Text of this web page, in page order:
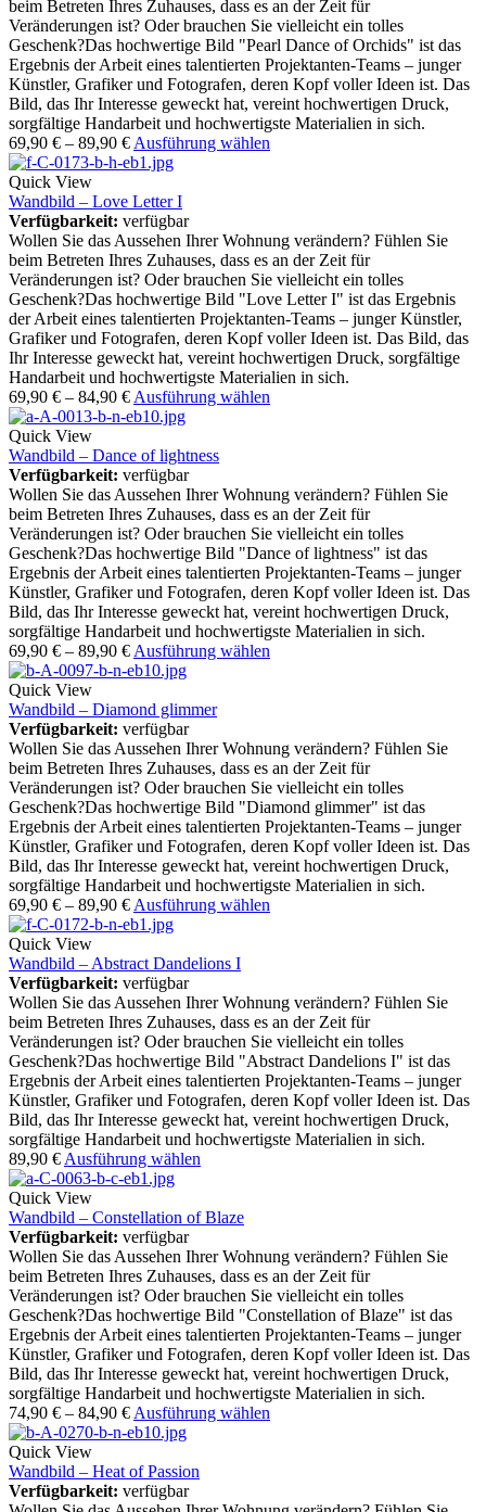
beim Betreten Ihres Zuhauses, dass es an der Zeit für
Veränderungen ist? Oder brauchen Sie vielleicht ein tolles
Geschenk?Das hochwertige Bild "Pearl Dance of Orchids" ist das
Ergebnis der Arbeit eines talentierten Projektanten-Teams – junger
Künstler, Grafiker und Fotografen, deren Kopf voller Ideen ist. Das
Bild, das Ihr Interesse geweckt hat, vereint hochwertigen Druck,
sorgfältige Handarbeit und hochwertigste Materialien in sich.
69,90 € – 89,90 € Ausführung wählen
Quick View
Wandbild – Love Letter I
Verfügbarkeit: verfügbar
Wollen Sie das Aussehen Ihrer Wohnung verändern? Fühlen Sie
beim Betreten Ihres Zuhauses, dass es an der Zeit für
Veränderungen ist? Oder brauchen Sie vielleicht ein tolles
Geschenk?Das hochwertige Bild "Love Letter I" ist das Ergebnis
der Arbeit eines talentierten Projektanten-Teams – junger Künstler,
Grafiker und Fotografen, deren Kopf voller Ideen ist. Das Bild, das
Ihr Interesse geweckt hat, vereint hochwertigen Druck, sorgfältige
Handarbeit und hochwertigste Materialien in sich.
69,90 € – 84,90 € Ausführung wählen
Quick View
Wandbild – Dance of lightness
Verfügbarkeit: verfügbar
Wollen Sie das Aussehen Ihrer Wohnung verändern? Fühlen Sie
beim Betreten Ihres Zuhauses, dass es an der Zeit für
Veränderungen ist? Oder brauchen Sie vielleicht ein tolles
Geschenk?Das hochwertige Bild "Dance of lightness" ist das
Ergebnis der Arbeit eines talentierten Projektanten-Teams – junger
Künstler, Grafiker und Fotografen, deren Kopf voller Ideen ist. Das
Bild, das Ihr Interesse geweckt hat, vereint hochwertigen Druck,
sorgfältige Handarbeit und hochwertigste Materialien in sich.
69,90 € – 89,90 € Ausführung wählen
Quick View
Wandbild – Diamond glimmer
Verfügbarkeit: verfügbar
Wollen Sie das Aussehen Ihrer Wohnung verändern? Fühlen Sie
beim Betreten Ihres Zuhauses, dass es an der Zeit für
Veränderungen ist? Oder brauchen Sie vielleicht ein tolles
Geschenk?Das hochwertige Bild "Diamond glimmer" ist das
Ergebnis der Arbeit eines talentierten Projektanten-Teams – junger
Künstler, Grafiker und Fotografen, deren Kopf voller Ideen ist. Das
Bild, das Ihr Interesse geweckt hat, vereint hochwertigen Druck,
sorgfältige Handarbeit und hochwertigste Materialien in sich.
69,90 € – 89,90 € Ausführung wählen
Quick View
Wandbild – Abstract Dandelions I
Verfügbarkeit: verfügbar
Wollen Sie das Aussehen Ihrer Wohnung verändern? Fühlen Sie
beim Betreten Ihres Zuhauses, dass es an der Zeit für
Veränderungen ist? Oder brauchen Sie vielleicht ein tolles
Geschenk?Das hochwertige Bild "Abstract Dandelions I" ist das
Ergebnis der Arbeit eines talentierten Projektanten-Teams – junger
Künstler, Grafiker und Fotografen, deren Kopf voller Ideen ist. Das
Bild, das Ihr Interesse geweckt hat, vereint hochwertigen Druck,
sorgfältige Handarbeit und hochwertigste Materialien in sich.
89,90 € Ausführung wählen
Quick View
Wandbild – Constellation of Blaze
Verfügbarkeit: verfügbar
Wollen Sie das Aussehen Ihrer Wohnung verändern? Fühlen Sie
beim Betreten Ihres Zuhauses, dass es an der Zeit für
Veränderungen ist? Oder brauchen Sie vielleicht ein tolles
Geschenk?Das hochwertige Bild "Constellation of Blaze" ist das
Ergebnis der Arbeit eines talentierten Projektanten-Teams – junger
Künstler, Grafiker und Fotografen, deren Kopf voller Ideen ist. Das
Bild, das Ihr Interesse geweckt hat, vereint hochwertigen Druck,
sorgfältige Handarbeit und hochwertigste Materialien in sich.
74,90 € – 84,90 € Ausführung wählen
Quick View
Wandbild – Heat of Passion
Verfügbarkeit: verfügbar